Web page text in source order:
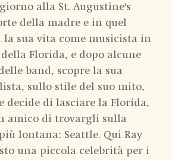
alla St. Augustine's
della madre e in quel
sua vita come musicista in
Florida, e dopo alcune
band, scopre la sua
sullo stile del suo mito,
decide di lasciare la Florida,
amico di trovargli sulla
lontana: Seattle. Qui Ray
una piccola celebrità per i